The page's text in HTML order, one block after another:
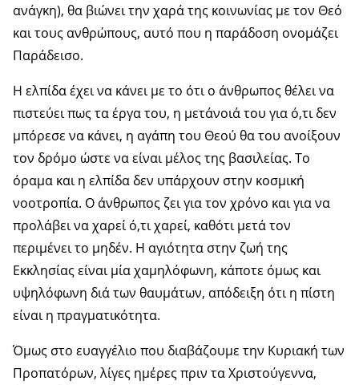
ανάγκη), θα βιώνει την χαρά της κοινωνίας με τον Θεό
και τους ανθρώπους, αυτό που η παράδοση ονομάζει
Παράδεισο.
Η ελπίδα έχει να κάνει με το ότι ο άνθρωπος θέλει να
πιστεύει πως τα έργα του, η μετάνοιά του για ό,τι δεν
μπόρεσε να κάνει, η αγάπη του Θεού θα του ανοίξουν
τον δρόμο ώστε να είναι μέλος της βασιλείας. Το
όραμα και η ελπίδα δεν υπάρχουν στην κοσμική
νοοτροπία. Ο άνθρωπος ζει για τον χρόνο και για να
προλάβει να χαρεί ό,τι χαρεί, καθότι μετά τον
περιμένει το μηδέν. Η αγιότητα στην ζωή της
Εκκλησίας είναι μία χαμηλόφωνη, κάποτε όμως και
υψηλόφωνη διά των θαυμάτων, απόδειξη ότι η πίστη
είναι η πραγματικότητα.
Όμως στο ευαγγέλιο που διαβάζουμε την Κυριακή των
Προπατόρων, λίγες ημέρες πριν τα Χριστούγεννα,